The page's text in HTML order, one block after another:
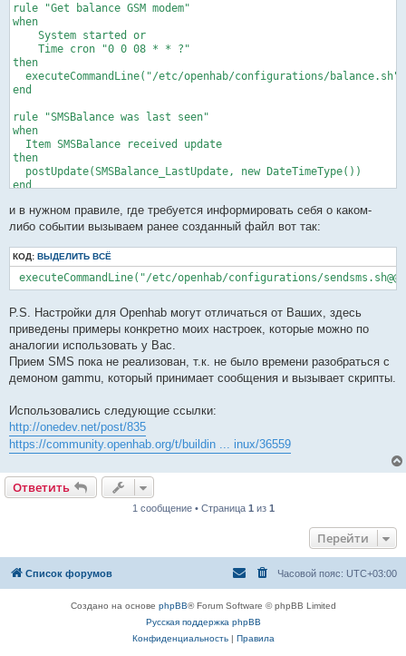
rule "Get balance GSM modem"
when
    System started or
    Time cron "0 0 08 * * ?"
then
  executeCommandLine("/etc/openhab/configurations/balance.sh")
end
rule "SMSBalance was last seen"
when
  Item SMSBalance received update
then
  postUpdate(SMSBalance_LastUpdate, new DateTimeType())
end
и в нужном правиле, где требуется информировать себя о каком-
либо событии вызываем ранее созданный файл вот так:
КОД: ВЫДЕЛИТЬ ВСЁ
executeCommandLine("/etc/openhab/configurations/
P.S. Настройки для Openhab могут отличаться от Ваших, здесь
приведены примеры конкретно моих настроек, которые можно по
аналогии использовать у Вас.
Прием SMS пока не реализован, т.к. не было времени разобраться с
демоном gammu, который принимает сообщения и вызывает скрипты.
Использовались следующие ссылки:
http://onedev.net/post/835
https://community.openhab.org/t/buildin ... inux/36559
Ответить
1 сообщение • Страница 1 из 1
Перейти
Список форумов Часовой пояс: UTC+03:00
Создано на основе phpBB® Forum Software © phpBB Limited
Русская поддержка phpBB
Конфиденциальность| Правила